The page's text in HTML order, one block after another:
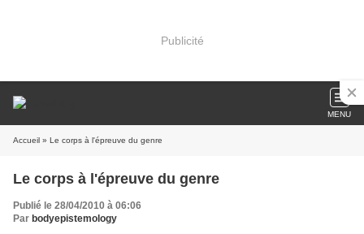
Publicité
MENU
Accueil » Le corps à l'épreuve du genre
Le corps à l'épreuve du genre
Publié le 28/04/2010 à 06:06
Par bodyepistemology